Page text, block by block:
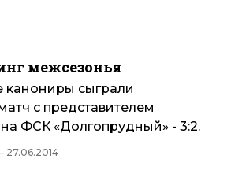
межсезонья
канониры сыграли
с представителем
ФСК «Долгопрудный» - 3:2.
27.06.2014